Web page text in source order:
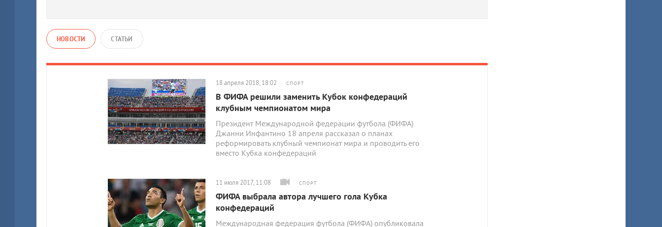
НОВОСТИ СТАТЬИ
18 апреля 2018, 18:02 СПОРТ
В ФИФА решили заменить Кубок конфедераций
клубным чемпионатом мира
Президент Международной федерации футбола (ФИФА)
Джанни Инфантино 18 апреля рассказал о планах
реформировать клубный чемпионат мира и проводить его
вместо Кубка конфедераций
11 июля 2017, 11:08 СПОРТ
ФИФА выбрала автора лучшего гола Кубка
конфедераций
Международная федерация футбола (ФИФА) опубликовала